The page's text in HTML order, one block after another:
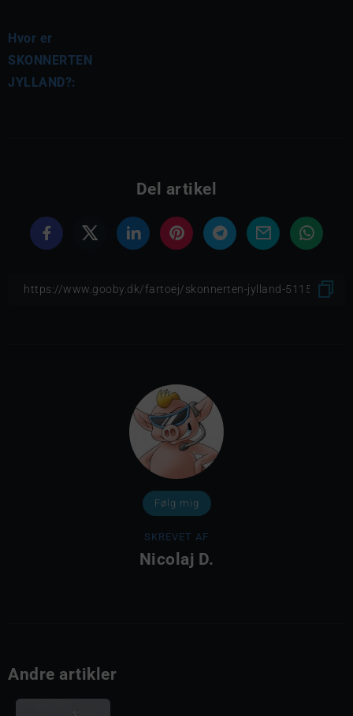
Hvor er
SKONNERTEN
JYLLAND?:
Del artikel
Følg mig
SKREVET AF
Nicolaj D.
Andre artikler